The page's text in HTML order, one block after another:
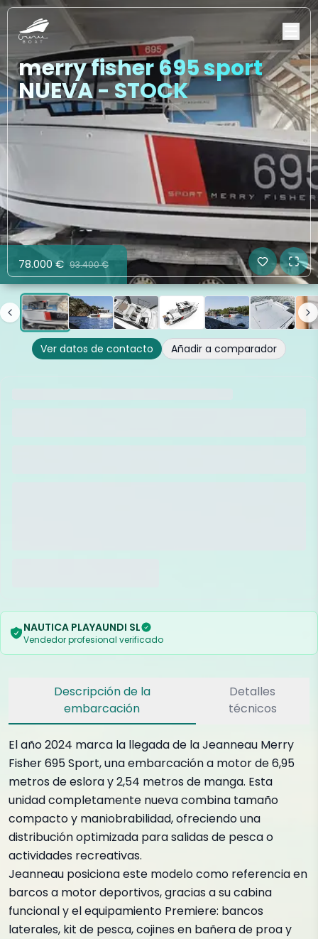
merry fisher 695 sport
NUEVA - STOCK
78.000 € 93.400 €
Ver datos de contacto Añadir a comparador
NAUTICA PLAYAUNDI SL
Vendedor profesional verificado
Descripción de la
embarcación
Detalles
técnicos
El año 2024 marca la llegada de la Jeanneau Merry
Fisher 695 Sport, una embarcación a motor de 6,95
metros de eslora y 2,54 metros de manga. Esta
unidad completamente nueva combina tamaño
compacto y maniobrabilidad, ofreciendo una
distribución optimizada para salidas de pesca o
actividades recreativas.
Jeanneau posiciona este modelo como referencia en
barcos a motor deportivos, gracias a su cabina
funcional y el equipamiento Premiere: bancos
laterales, kit de pesca, cojines en bañera de proa y